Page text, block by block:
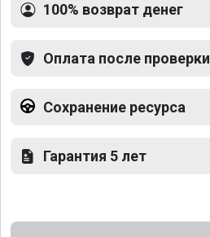
100% возврат денег
Оплата после проверки
Сохранение ресурса
Гарантия 5 лет